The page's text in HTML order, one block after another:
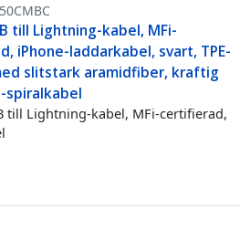
till Lightning-kabel, MFi-
iPhone-laddarkabel, svart, TPE-
slitstark aramidfiber, kraftig
spiralkabel
till Lightning-kabel, MFi-certifierad,